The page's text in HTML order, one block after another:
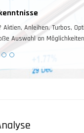
Anleihen, Turbos,
Auswahl an